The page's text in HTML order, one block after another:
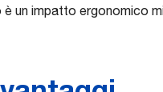
è un impatto ergonomico